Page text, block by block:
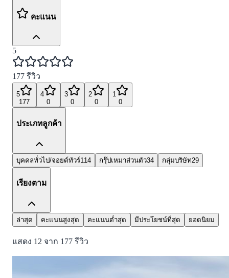
คะแนน
5
177 รีวิว
5
177
4
0
3
0
2
0
1
0
ประเภทลูกค้า
บุคคลทั่วไป/จอยด์ทัวร์114 กรุ๊ปเหมาส่วนตัว34 กลุ่มบริษัท29
เรียงตาม
ล่าสุด คะแนนสูงสุด คะแนนต่ำสุด มีประโยชน์ที่สุด ยอดนิยม
แสดง 12 จาก 177 รีวิว